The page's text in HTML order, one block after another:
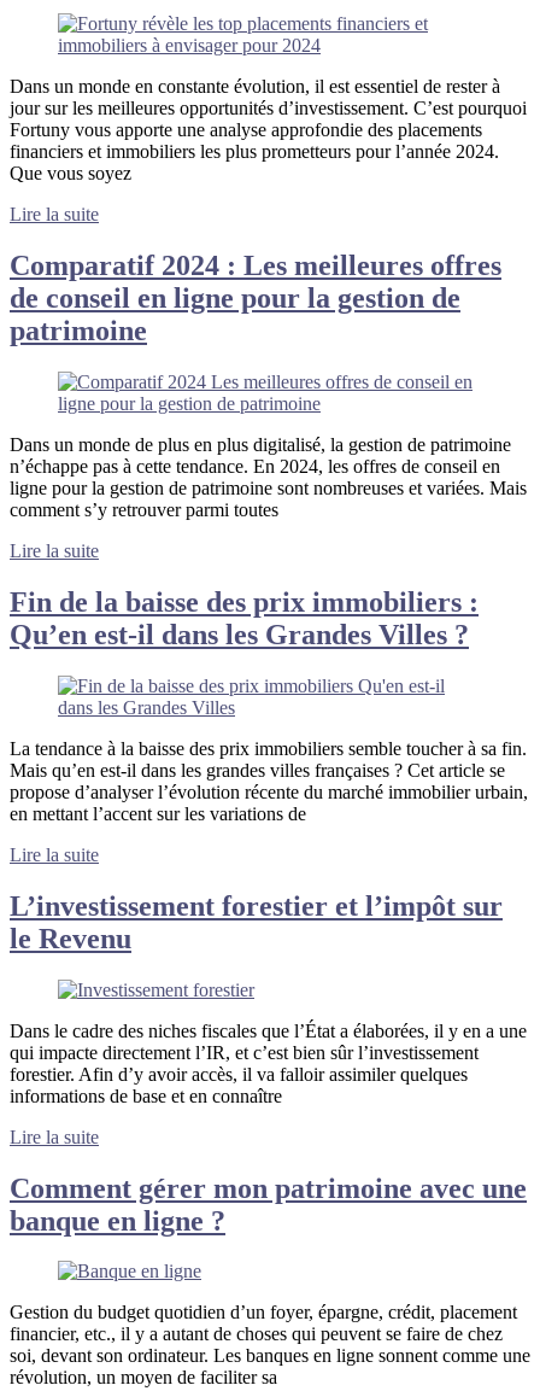
Dans un monde en constante évolution, il est essentiel de rester à
jour sur les meilleures opportunités d’investissement. C’est pourquoi
Fortuny vous apporte une analyse approfondie des placements
financiers et immobiliers les plus prometteurs pour l’année 2024.
Que vous soyez
Lire la suite
Comparatif 2024 : Les meilleures offres
de conseil en ligne pour la gestion de
patrimoine
Dans un monde de plus en plus digitalisé, la gestion de patrimoine
n’échappe pas à cette tendance. En 2024, les offres de conseil en
ligne pour la gestion de patrimoine sont nombreuses et variées. Mais
comment s’y retrouver parmi toutes
Lire la suite
Fin de la baisse des prix immobiliers :
Qu’en est-il dans les Grandes Villes ?
La tendance à la baisse des prix immobiliers semble toucher à sa fin.
Mais qu’en est-il dans les grandes villes françaises ? Cet article se
propose d’analyser l’évolution récente du marché immobilier urbain,
en mettant l’accent sur les variations de
Lire la suite
L’investissement forestier et l’impôt sur
le Revenu
Dans le cadre des niches fiscales que l’État a élaborées, il y en a une
qui impacte directement l’IR, et c’est bien sûr l’investissement
forestier. Afin d’y avoir accès, il va falloir assimiler quelques
informations de base et en connaître
Lire la suite
Comment gérer mon patrimoine avec une
banque en ligne ?
Gestion du budget quotidien d’un foyer, épargne, crédit, placement
financier, etc., il y a autant de choses qui peuvent se faire de chez
soi, devant son ordinateur. Les banques en ligne sonnent comme une
révolution, un moyen de faciliter sa